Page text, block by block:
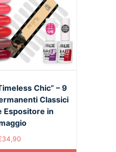
Chic” – 9
Classici
Espositore in
34,90